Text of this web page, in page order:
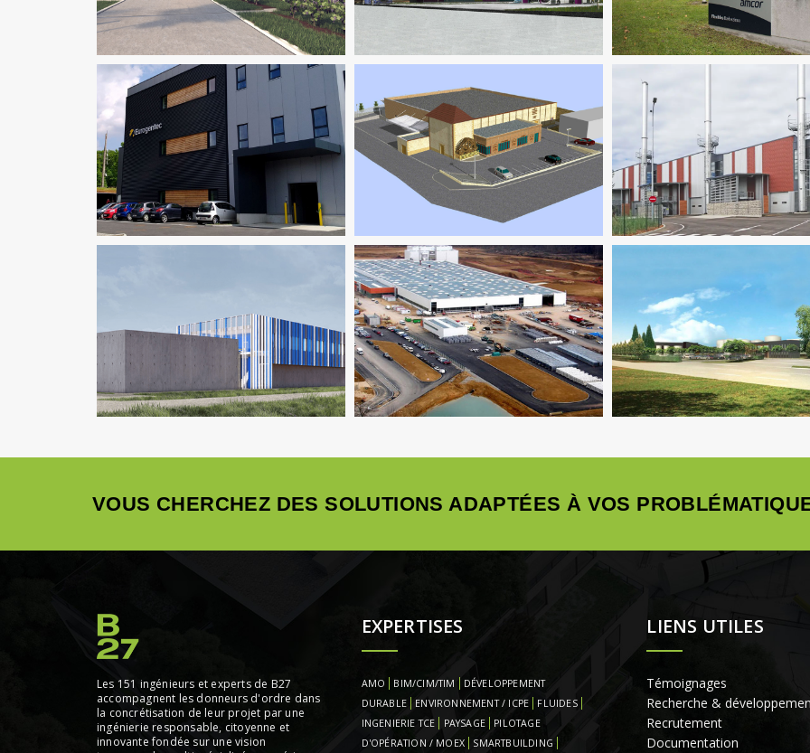
Fluides Industrie
Industrie Ingenierie TCE Pilotage
D'opération / MOEX
Industrie Ingenierie TCE
AMO Ingenierie TCE
Fluides Industrie Ingenierie TCE
Pilotage D'opération / MOEX
Structure VRD
Développement Durable
Ingenierie TCE Pilotage
MOEX Structure
VOUS CHERCHEZ DES SOLUTIONS ADAPTÉES À VOS
Les 151 ingénieurs et experts de B27
accompagnent les donneurs d'ordre dans
la concrétisation de leur projet par une
ingénierie responsable, citoyenne et
innovante fondée sur une vision
EXPERTISES
AMO BIM/CIM/TIM
DÉVELOPPEMENT
DURABLE
ENVIRONNEMENT / ICPE
FLUIDES
INGENIERIE TCE
PAYSAGE
PILOTAGE
D'OPÉRATION / MOEX
SMARTBUILDING
LIENS UTILES
Témoignages
Recherche &
Recrutement
Documentation